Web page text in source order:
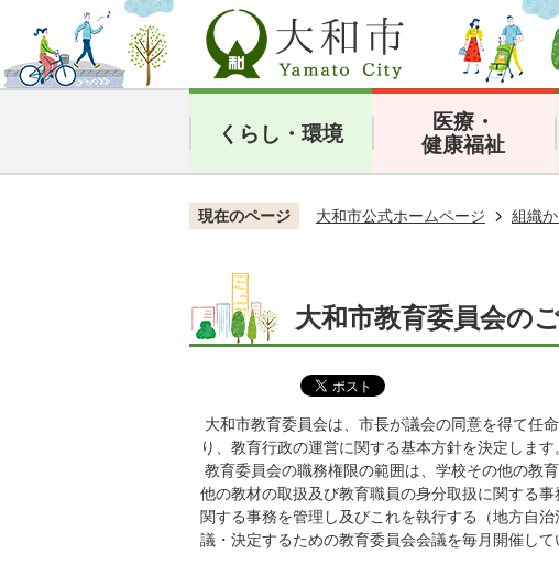
くらし・環境
医療・
健康福祉
現在のページ 大和市公式ホームページ 組織
大和市教育委員会の
大和市教育委員会は、市長が議会の同意を得て任
り、教育行政の運営に関する基本方針を決定します
教育委員会の職務権限の範囲は、学校その他の教
他の教材の取扱及び教育職員の身分取扱に関する
関する事務を管理し及びこれを執行する（地方自
議・決定するための教育委員会会議を毎月開催して